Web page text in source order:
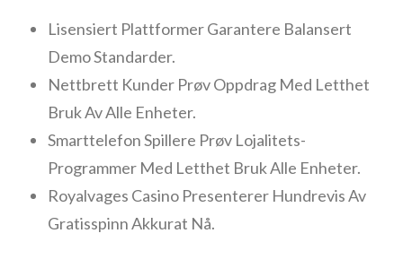
Lisensiert Plattformer Garantere Balansert
Demo Standarder.
Nettbrett Kunder Prøv Oppdrag Med Letthet
Bruk Av Alle Enheter.
Smarttelefon Spillere Prøv Lojalitets-
Programmer Med Letthet Bruk Alle Enheter.
Royalvages Casino Presenterer Hundrevis Av
Gratisspinn Akkurat Nå.